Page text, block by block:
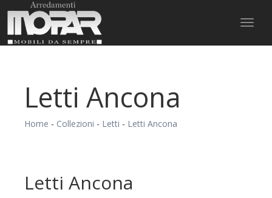
Letti Ancona
Home - Collezioni - Letti - Letti Ancona
Letti Ancona